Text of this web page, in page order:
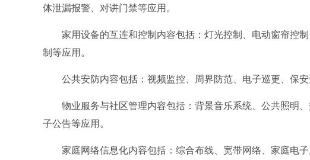
体泄漏报警、对讲门禁等应用。
家用设备的互连和控制内容包括：灯光控制、电动窗帘控
制等应用。
公共安防内容包括：视频监控、周界防范、电子巡更、保安
物业服务与社区管理内容包括：背景音乐系统、公共照明
子公告等应用。
家庭网络信息化内容包括：综合布线、宽带网络、家庭电子